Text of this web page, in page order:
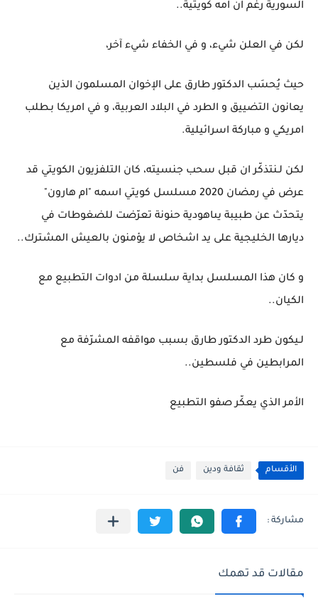
السورية رغم انّ امه كويتية..
لكن في العلن شيء، و في الخفاء شيء آخر،
حيث يُحسَب الدكتور طارق على الإخوان المسلمون الذين
يعانون التضييق و الطرد في البلاد العربية، و في امريكا بـطلب
امريكي و مباركة اسرائيلية.
لكن لـنتذكّر ان قبل سحب جنسيته، كان التلفزيون الكويتي قد
عرض في رمضان 2020 مسلسل كويتي اسمه "ام هارون"
يتحدّث عن طبيبة يىاهودية حنونة تعرّضت للضغوطات في
ديارها الخليجية على يد اشخاص لا يؤمنون بالعيش المشترك..
و كان هذا المسلسل بداية سلسلة من ادوات التطبيع مع
الكيان..
لـيكون طرد الدكتور طارق بسبب مواقفه المشرّفة مع
المرابطين في فلسطين..
الأمر الذي يعكّر صفو التطبيع
الأقسام ثقافة ودين فن
مقالات قد تهمك